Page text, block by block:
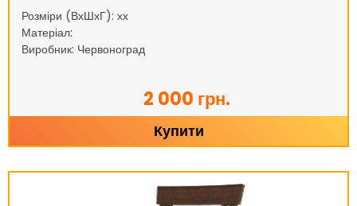
Розміри (ВхШхГ): хх
Матеріал:
Виробник: Червоноград
2 000 грн.
Купити